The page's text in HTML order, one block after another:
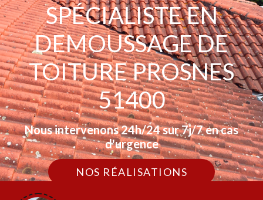
SPÉCIALISTE EN
DEMOUSSAGE DE
TOITURE PROSNES
51400
Nous intervenons 24h/24 sur 7j/7 en cas
d'urgence
NOS RÉALISATIONS